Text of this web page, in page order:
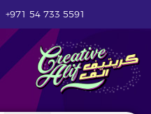
+971 54 733 5591
CreativeAlif